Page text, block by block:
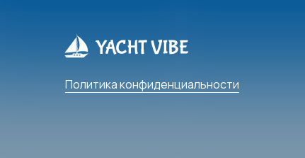
Политика конфиденциальности